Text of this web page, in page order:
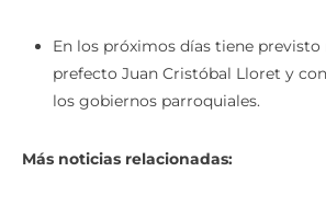
En los próximos días tiene previsto
prefecto Juan Cristóbal Lloret y
los gobiernos parroquiales.
Más noticias relacionadas: